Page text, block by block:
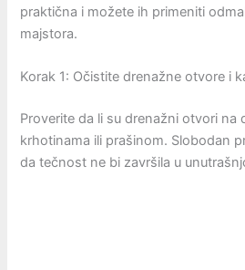
praktična i možete ih primeniti
majstora.
Korak 1: Očistite drenažne otvore i
Proverite da li su drenažni otvori na
krhotinama ili prašinom. Slobodan
da tečnost ne bi završila u